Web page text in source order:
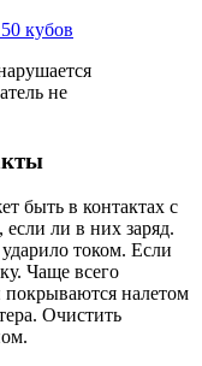
кубов
не
быть в контактах с
ли в них заряд.
током. Если
Чаще всего
налетом
Очистить